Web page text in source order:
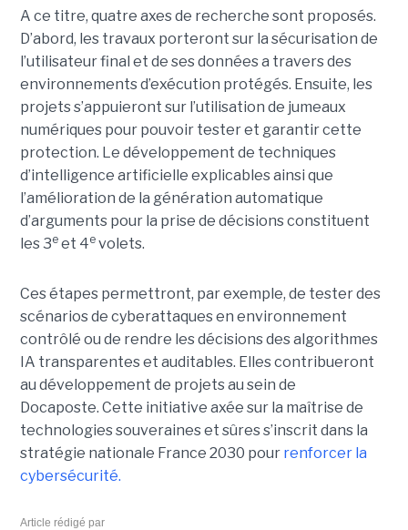
A ce titre, quatre axes de recherche sont proposés.
D’abord, les travaux porteront sur la sécurisation de
l’utilisateur final et de ses données a travers des
environnements d’exécution protégés. Ensuite, les
projets s’appuieront sur l’utilisation de jumeaux
numériques pour pouvoir tester et garantir cette
protection. Le développement de techniques
d’intelligence artificielle explicables ainsi que
l’amélioration de la génération automatique
d’arguments pour la prise de décisions constituent
les 3eet 4evolets.
Ces étapes permettront, par exemple, de tester des
scénarios de cyberattaques en environnement
contrôlé ou de rendre les décisions des algorithmes
IA transparentes et auditables. Elles contribueront
au développement de projets au sein de
Docaposte. Cette initiative axée sur la maîtrise de
technologies souveraines et sûres s’inscrit dans la
stratégie nationale France 2030 pour renforcer la
cybersécurité.
Article rédigé par